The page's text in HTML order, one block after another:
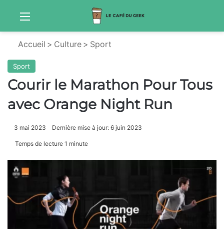
Menu
Accueil > Culture > Sport
Sport
Courir le Marathon Pour Tous
avec Orange Night Run
3 mai 2023 Dernière mise à jour: 6 juin 2023
Temps de lecture 1 minute